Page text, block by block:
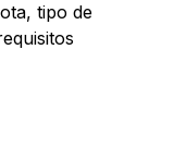
tipo de